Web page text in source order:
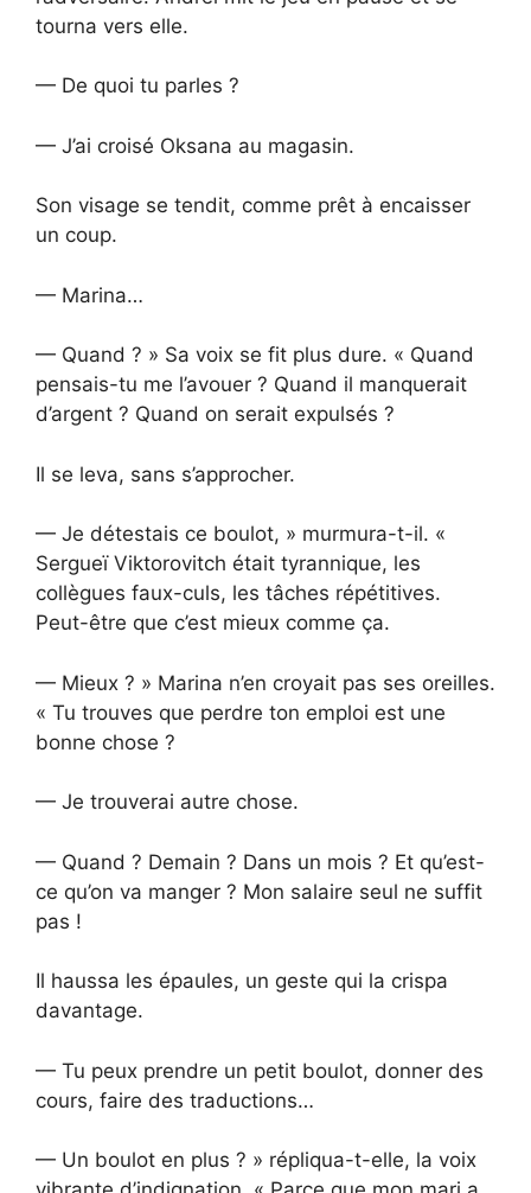
tourna vers elle.
— De quoi tu parles ?
— J’ai croisé Oksana au magasin.
Son visage se tendit, comme prêt à encaisser
un coup.
— Marina…
— Quand ? » Sa voix se fit plus dure. « Quand
pensais-tu me l’avouer ? Quand il manquerait
d’argent ? Quand on serait expulsés ?
Il se leva, sans s’approcher.
— Je détestais ce boulot, » murmura-t-il. «
Sergueï Viktorovitch était tyrannique, les
collègues faux-culs, les tâches répétitives.
Peut-être que c’est mieux comme ça.
— Mieux ? » Marina n’en croyait pas ses oreilles.
« Tu trouves que perdre ton emploi est une
bonne chose ?
— Je trouverai autre chose.
— Quand ? Demain ? Dans un mois ? Et qu’est-
ce qu’on va manger ? Mon salaire seul ne suffit
pas !
Il haussa les épaules, un geste qui la crispa
davantage.
— Tu peux prendre un petit boulot, donner des
cours, faire des traductions…
— Un boulot en plus ? » répliqua-t-elle, la voix